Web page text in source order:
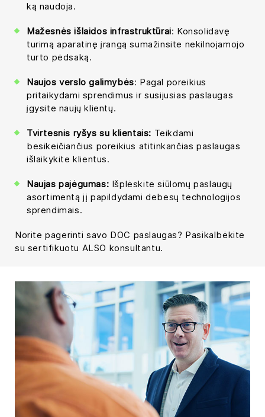
ką naudoja.
Mažesnės išlaidos infrastruktūrai: Konsolidavę
turimą aparatinę įrangą sumažinsite nekilnojamojo
turto pėdsaką.
Naujos verslo galimybės: Pagal poreikius
pritaikydami sprendimus ir susijusias paslaugas
įgysite naujų klientų.
Tvirtesnis ryšys su klientais: Teikdami
besikeičiančius poreikius atitinkančias paslaugas
išlaikykite klientus.
Naujas pajėgumas: Išplėskite siūlomų paslaugų
asortimentą jį papildydami debesų technologijos
sprendimais.
Norite pagerinti savo DOC paslaugas? Pasikalbėkite
su sertifikuotu ALSO konsultantu.